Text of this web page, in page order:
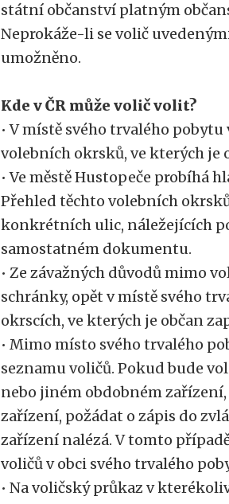
státní občanství platným
Neprokáže-li se volič
umožněno.
Kde v ČR může volič volit?
• V místě svého trvalého
volebních okrsků, ve kterých je
• Ve městě Hustopeče probíhá
Přehled těchto volebních
konkrétních ulic, náležejících
samostatném dokumentu.
• Ze závažných důvodů mimo
schránky, opět v místě svého
okrscích, ve kterých je občan
• Mimo místo svého trvalého
seznamu voličů. Pokud bude
nebo jiném obdobném
zařízení, požádat o zápis do
zařízení nalézá. V tomto
voličů v obci svého trvalého
• Na voličský průkaz v